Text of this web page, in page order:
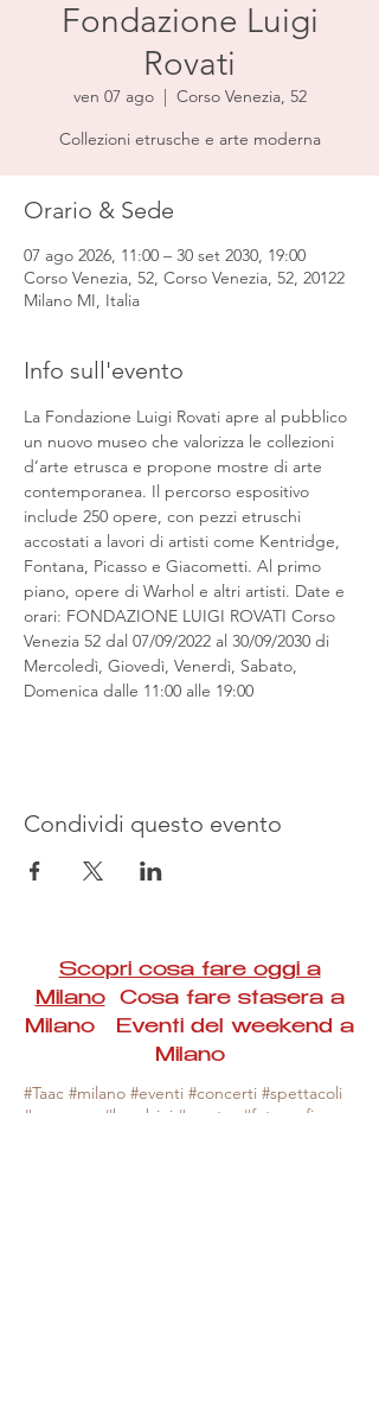
Fondazione Luigi
Rovati
ven 07 ago
  |
Corso Venezia, 52
Collezioni etrusche e arte moderna
Orario & Sede
07 ago 2026, 11:00 – 30 set 2030, 19:00
Corso Venezia, 52, Corso Venezia, 52, 20122
Milano MI, Italia
Info sull'evento
La Fondazione Luigi Rovati apre al pubblico
un nuovo museo che valorizza le collezioni
d’arte etrusca e propone mostre di arte
contemporanea. Il percorso espositivo
include 250 opere, con pezzi etruschi
accostati a lavori di artisti come Kentridge,
Fontana, Picasso e Giacometti. Al primo
piano, opere di Warhol e altri artisti. Date e
orari: FONDAZIONE LUIGI ROVATI Corso
Venezia 52 dal 07/09/2022 al 30/09/2030 di
Mercoledì, Giovedì, Venerdì, Sabato,
Domenica dalle 11:00 alle 19:00
Condividi questo evento
Scopri cosa fare oggi a
MilanoCosa fare stasera a
Milano Eventi del weekend a
Milano
#Taac #milano #eventi #concerti #spettacoli
#rassegne #bambini #mostre #fotografia